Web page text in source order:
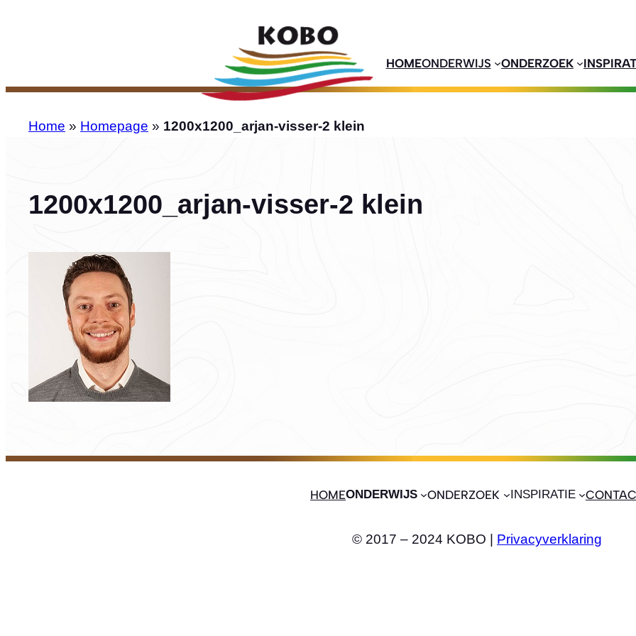
HOMEONDERWIJS ONDERZOEK
Home » Homepage » 1200x1200_arjan-visser-2 klein
1200x1200_arjan-visser-2 klein
HOMEONDERWIJS ONDERZOEK INSPIRATIE
© 2017 – 2024 KOBO | Privacyverklaring